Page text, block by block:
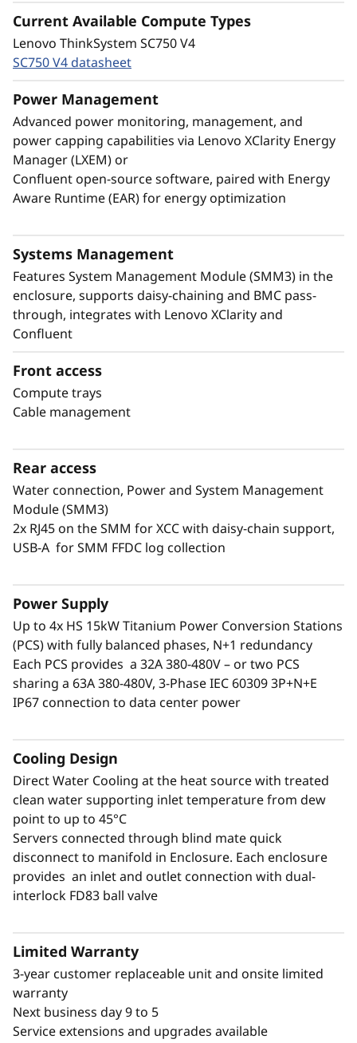
elegante unidad con espacio, alimentación y
eficiencia de refrigeración optimizados en una
revolucionaria solución.
Lenovo Neptune
ThinkSystem N1380 Neptune
generación de Lenovo Neptune®. Ofrece
refrigeración totalmente directa de agua
templada hasta 45°C, lo que elimina la
necesidad de flujo de aire interno y
mate patentado con conectores de acero
inoxidable de calidad aeroespacial a bandejas
Serie SC, lo que garantiza la seguridad y
continuidad del funcionamiento. Con el más
reducido nivel de pérdida de presión del
mercado, el N1380 está diseñado para enfriar
Una gran potencia conlleva un gran
rendimiento
Current Available Compute Types
Lenovo ThinkSystem SC750 V4
SC750 V4 datasheet
Power Management
Advanced power monitoring, management, and
power capping capabilities via Lenovo XClarity Energy
Manager (LXEM) or
Confluent open-source software, paired with Energy
Aware Runtime (EAR) for energy optimization
Systems Management
Features System Management Module (SMM3) in the
enclosure, supports daisy-chaining and BMC pass-
through, integrates with Lenovo XClarity and
Confluent
Front access
Compute trays
Cable management
Rear access
Water connection, Power and System Management
Module (SMM3)
2x RJ45 on the SMM for XCC with daisy-chain support,
USB-A for SMM FFDC log collection
Power Supply
Up to 4x HS 15kW Titanium Power Conversion Stations
(PCS) with fully balanced phases, N+1 redundancy
Each PCS provides a 32A 380-480V – or two PCS
sharing a 63A 380-480V, 3-Phase IEC 60309 3P+N+E
IP67 connection to data center power
Cooling Design
Direct Water Cooling at the heat source with treated
clean water supporting inlet temperature from dew
point to up to 45°C
Servers connected through blind mate quick
disconnect to manifold in Enclosure. Each enclosure
provides an inlet and outlet connection with dual-
interlock FD83 ball valve
Limited Warranty
3-year customer replaceable unit and onsite limited
warranty
Next business day 9 to 5
Service extensions and upgrades available